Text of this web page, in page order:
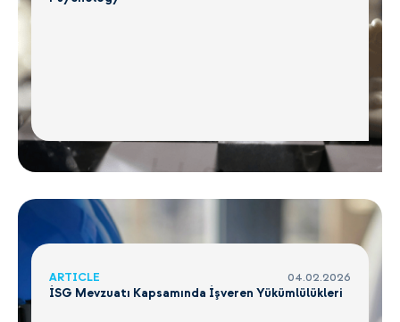
ARTICLE 04.02.2026
İSG Mevzuatı Kapsamında İşveren Yükümlülükleri